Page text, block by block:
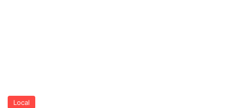
Local